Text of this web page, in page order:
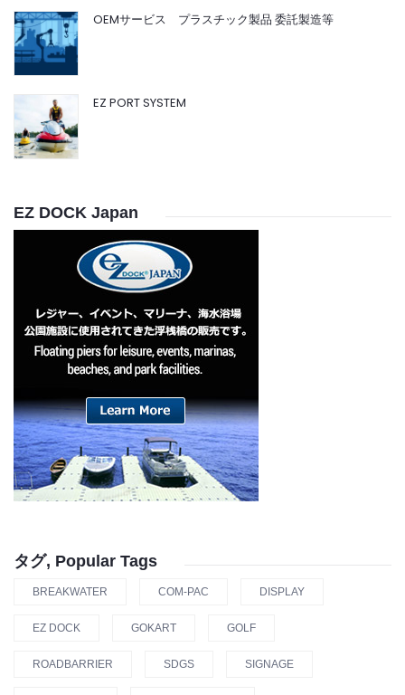
OEMサービス プラスチック製品 委託製造等
EZ PORT SYSTEM
EZ DOCK Japan
タグ, Popular Tags
BREAKWATER COM-PAC DISPLAY
EZ DOCK GOKART GOLF
ROADBARRIER SDGS SIGNAGE